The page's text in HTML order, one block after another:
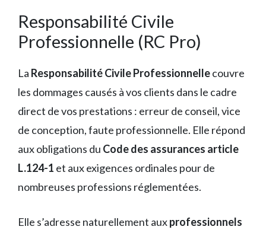
Responsabilité Civile
Professionnelle (RC Pro)
La Responsabilité Civile Professionnellecouvre
les dommages causés à vos clients dans le cadre
direct de vos prestations : erreur de conseil, vice
de conception, faute professionnelle. Elle répond
aux obligations du Code des assurances article
L.124-1 et aux exigences ordinales pour de
nombreuses professions réglementées.
Elle s’adresse naturellement auxprofessionnels